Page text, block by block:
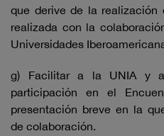
que derive de la
realizada con la
Universidades
g) Facilitar a la UNIA y
participación en el
presentación breve en la
de colaboración.